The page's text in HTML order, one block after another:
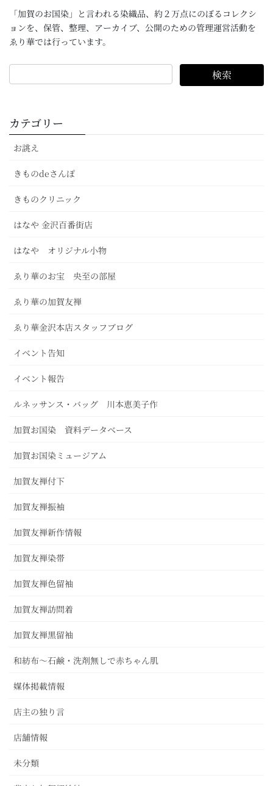
「加賀のお国染」と言われる染織品、約２万点にのぼるコレクシ
ョンを、保管、整理、アーカイブ、公開のための管理運営活動を
ゑり華では行っています。
カテゴリー
お誂え
きものdeさんぽ
きものクリニック
はなや 金沢百番街店
はなや オリジナル小物
ゑり華のお宝 央至の部屋
ゑり華の加賀友禅
ゑり華金沢本店スタッフブログ
イベント告知
イベント報告
ルネッサンス・バッグ 川本恵美子作
加賀お国染 資料データベース
加賀お国染ミュージアム
加賀友禅付下
加賀友禅振袖
加賀友禅新作情報
加賀友禅染帯
加賀友禅色留袖
加賀友禅訪問着
加賀友禅黒留袖
和紡布～石鹸・洗剤無しで赤ちゃん肌
媒体掲載情報
店主の独り言
店舗情報
未分類